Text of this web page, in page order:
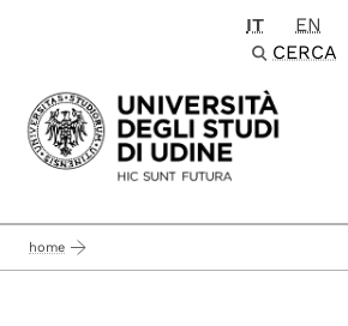
Passa al contenuto
IT EN
CERCA
home